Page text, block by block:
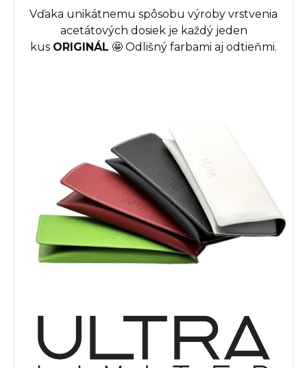
Vďaka unikátnemu spôsobu výroby vrstvenia
acetátových dosiek je každý jeden
kus ORIGINÁL 🤩 Odlišný farbami aj odtieňmi.